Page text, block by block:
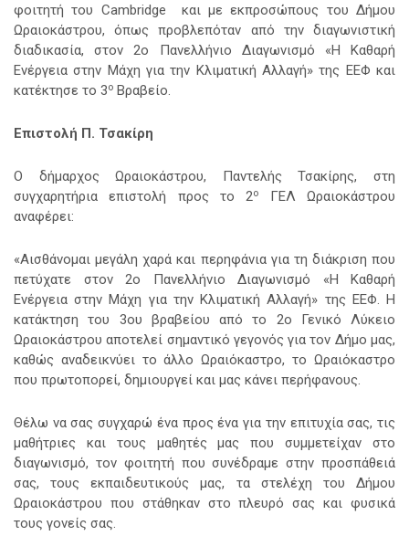
φοιτητή του Cambridge και με εκπροσώπους του Δήμου
Ωραιοκάστρου, όπως προβλεπόταν από την διαγωνιστική
διαδικασία, στον 2ο Πανελλήνιο Διαγωνισμό «Η Καθαρή
Ενέργεια στην Μάχη για την Κλιματική Αλλαγή» της ΕΕΦ και
κατέκτησε το 3ο Βραβείο.
Επιστολή Π. Τσακίρη
Ο δήμαρχος Ωραιοκάστρου, Παντελής Τσακίρης, στη
συγχαρητήρια επιστολή προς το 2ο
ΓΕΛ Ωραιοκάστρου
αναφέρει:
«Αισθάνομαι μεγάλη χαρά και περηφάνια για τη διάκριση που
πετύχατε στον 2ο Πανελλήνιο Διαγωνισμό «Η Καθαρή
Ενέργεια στην Μάχη για την Κλιματική Αλλαγή» της ΕΕΦ. Η
κατάκτηση του 3ου βραβείου από το 2ο Γενικό Λύκειο
Ωραιοκάστρου αποτελεί σημαντικό γεγονός για τον Δήμο μας,
καθώς αναδεικνύει το άλλο Ωραιόκαστρο, το Ωραιόκαστρο
που πρωτοπορεί, δημιουργεί και μας κάνει περήφανους.
Θέλω να σας συγχαρώ ένα προς ένα για την επιτυχία σας, τις
μαθήτριες και τους μαθητές μας που συμμετείχαν στο
διαγωνισμό, τον φοιτητή που συνέδραμε στην προσπάθειά
σας, τους εκπαιδευτικούς μας, τα στελέχη του Δήμου
Ωραιοκάστρου που στάθηκαν στο πλευρό σας και φυσικά
τους γονείς σας.